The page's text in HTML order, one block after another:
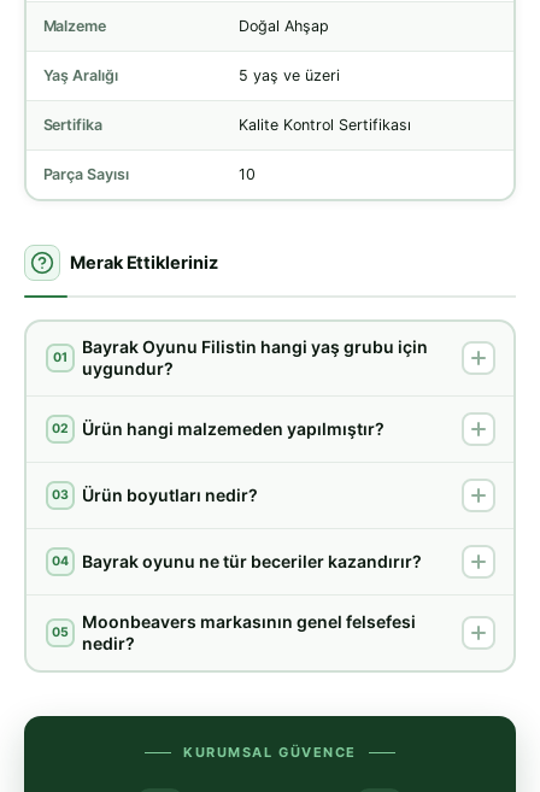
Malzeme Doğal Ahşap
Yaş Aralığı 5 yaş ve üzeri
Sertifika Kalite Kontrol Sertifikası
Parça Sayısı 10
Merak Ettikleriniz
01
Bayrak Oyunu Filistin hangi yaş grubu için
uygundur?
02 Ürün hangi malzemeden yapılmıştır?
03 Ürün boyutları nedir?
04 Bayrak oyunu ne tür beceriler kazandırır?
05
Moonbeavers markasının genel felsefesi
nedir?
KURUMSAL GÜVENCE